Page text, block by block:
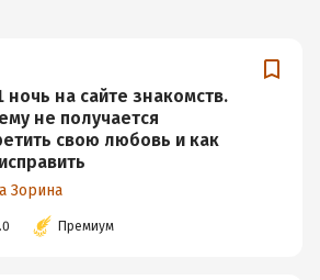
ночь на сайте знакомств.
не получается
свою любовь и как
Зорина
Премиум